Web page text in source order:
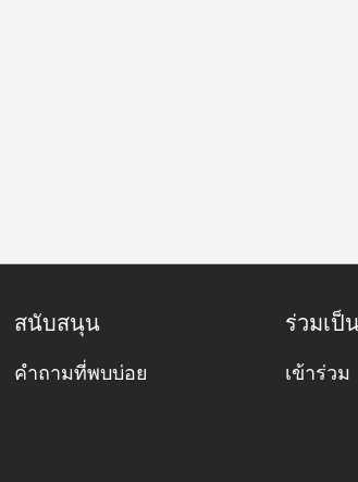
สนับสนุน
คำถามที่พบบ่อย
ร่วมเป็
เข้าร่วม